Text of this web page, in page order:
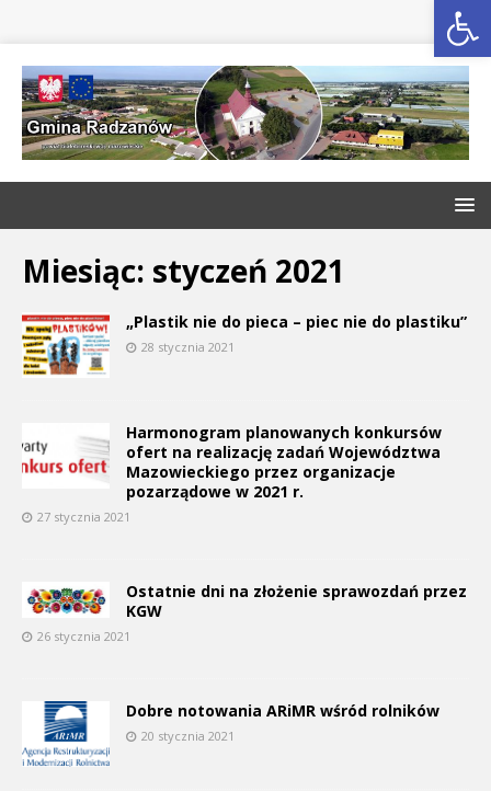
Miesiąc: styczeń 2021
„Plastik nie do pieca – piec nie do plastiku”
28 stycznia 2021
Harmonogram planowanych konkursów
ofert na realizację zadań Województwa
Mazowieckiego przez organizacje
pozarządowe w 2021 r.
27 stycznia 2021
Ostatnie dni na złożenie sprawozdań przez
KGW
26 stycznia 2021
Dobre notowania ARiMR wśród rolników
20 stycznia 2021